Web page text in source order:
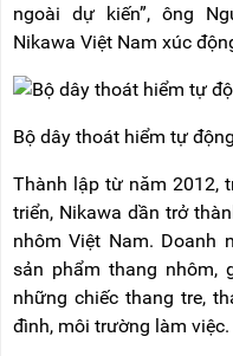
ngoài dự kiến”, ông
Nikawa Việt Nam xúc
Bộ dây thoát hiểm tự
Thành lập từ năm 2012,
triển, Nikawa dần trở
nhôm Việt Nam. Doanh
sản phẩm thang nhôm,
những chiếc thang tre,
đình, môi trường làm việc.